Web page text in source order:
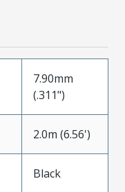
7.90mm
(.311")
2.0m (6.56')
Black